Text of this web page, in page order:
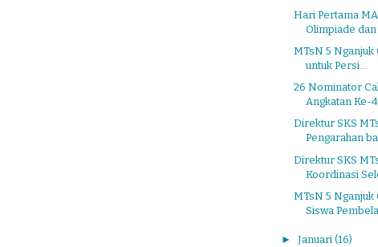
Hari Pertama
Olimpiade dan
MTsN 5 Nganjuk
untuk Persi...
26 Nominator
Angkatan Ke-4
Direktur SKS
Pengarahan
Direktur SKS
Koordinasi
MTsN 5 Nganjuk
Siswa
► Januari (16)